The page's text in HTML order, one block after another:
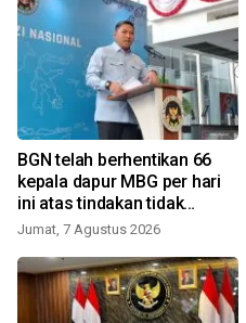
BGN telah berhentikan 66
kepala dapur MBG per hari
ini atas tindakan tidak
disiplin
Jumat, 7 Agustus 2026